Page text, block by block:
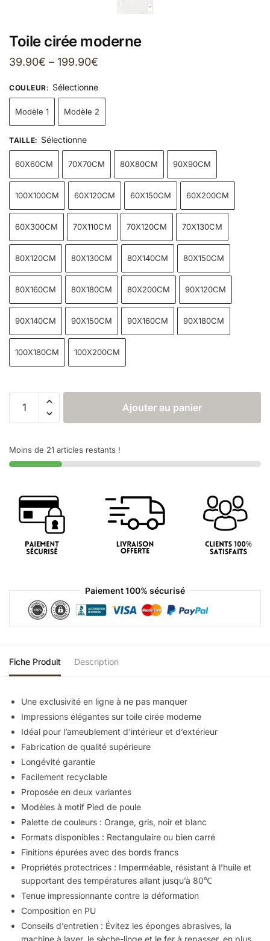
Toile cirée moderne
39.90€ – 199.90€
COULEUR: Sélectionne
Modèle 1 Modèle 2
TAILLE: Sélectionne
60X60CM 70X70CM 80X80CM 90X90CM
100X100CM 60X120CM 60X150CM 60X200CM
60X300CM 70X110CM 70X120CM 70X130CM
80X120CM 80X130CM 80X140CM 80X150CM
80X160CM 80X180CM 80X200CM 90X120CM
90X140CM 90X150CM 90X160CM 90X180CM
100X180CM 100X200CM
Ajouter au panier
Moins de 21 articles restants !
Paiement 100% sécurisé
Fiche Produit Description
Une exclusivité en ligne à ne pas manquer
Impressions élégantes sur toile cirée moderne
Idéal pour l’ameublement d’intérieur et d’extérieur
Fabrication de qualité supérieure
Longévité garantie
Facilement recyclable
Proposée en deux variantes
Modèles à motif Pied de poule
Palette de couleurs : Orange, gris, noir et blanc
Formats disponibles : Rectangulaire ou bien carré
Finitions épurées avec des bords francs
Propriétés protectrices : Imperméable, résistant à l’huile et
supportant des températures allant jusqu’à 80℃
Tenue impressionnante contre la déformation
Composition en PU
Conseils d’entretien : Évitez les éponges abrasives, la
machine à laver, le sèche-linge et le fer à repasser, en plus